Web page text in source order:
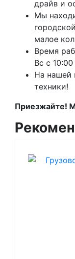
драйв и
Мы
малое
Время
Вс с
На нашей
техники!
Приезжайте!